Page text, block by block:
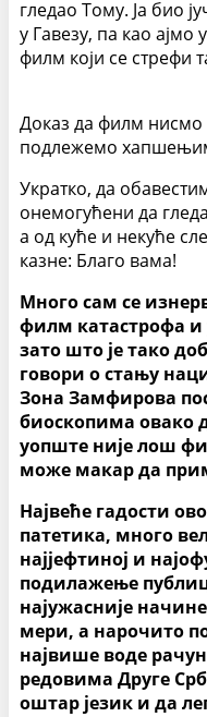
гледао Тому. Ја био
у Гавезу, па као ајмо
филм који се стрефи
Доказ да филм нисмо
подлежемо
Укратко, да
онемогућени да
а од куће и некуће
казне: Благо вама!
Много сам се
филм катастрофа и
зато што је тако
говори о стању
Зона Замфирова
биоскопима овако
уопште није лош
може макар да
Највеће гадости
патетика, много
најјефтиној и
подилажење
најужасније
мери, а нарочито
највише воде
редовима Друге
оштар језик и да